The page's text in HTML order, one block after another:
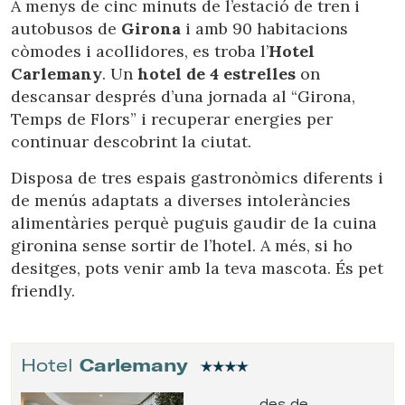
A menys de cinc minuts de l’estació de tren i
autobusos de Girona i amb 90 habitacions
còmodes i acollidores, es troba l’Hotel
Carlemany. Un hotel de 4 estrelles on
descansar després d’una jornada al “Girona,
Temps de Flors” i recuperar energies per
continuar descobrint la ciutat.
Disposa de tres espais gastronòmics diferents i
de menús adaptats a diverses intoleràncies
alimentàries perquè puguis gaudir de la cuina
gironina sense sortir de l’hotel. A més, si ho
desitges, pots venir amb la teva mascota. És pet
friendly.
Hotel Carlemany